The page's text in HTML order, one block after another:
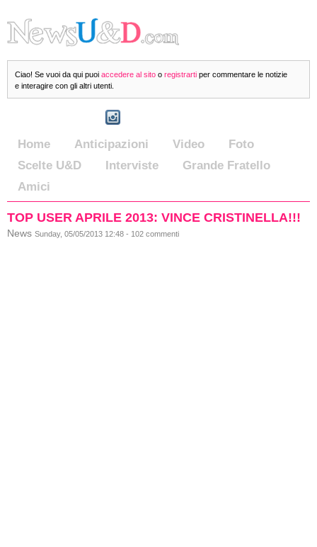
Ciao! Se vuoi da qui puoi accedere al sito o registrarti per commentare le notizie
e interagire con gli altri utenti.
Home Anticipazioni Video
Foto
Scelte U&D
Interviste
Grande Fratello
Amici
TOP USER APRILE 2013: VINCE CRISTINELLA!!!
News Sunday, 05/05/2013 12:48 - 102 commenti